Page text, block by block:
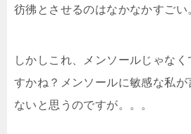
彷彿とさせるのはなかなかすごい
しかしこれ、メンソールじゃな
すかね？メンソールに敏感な私
ないと思うのですが。。。